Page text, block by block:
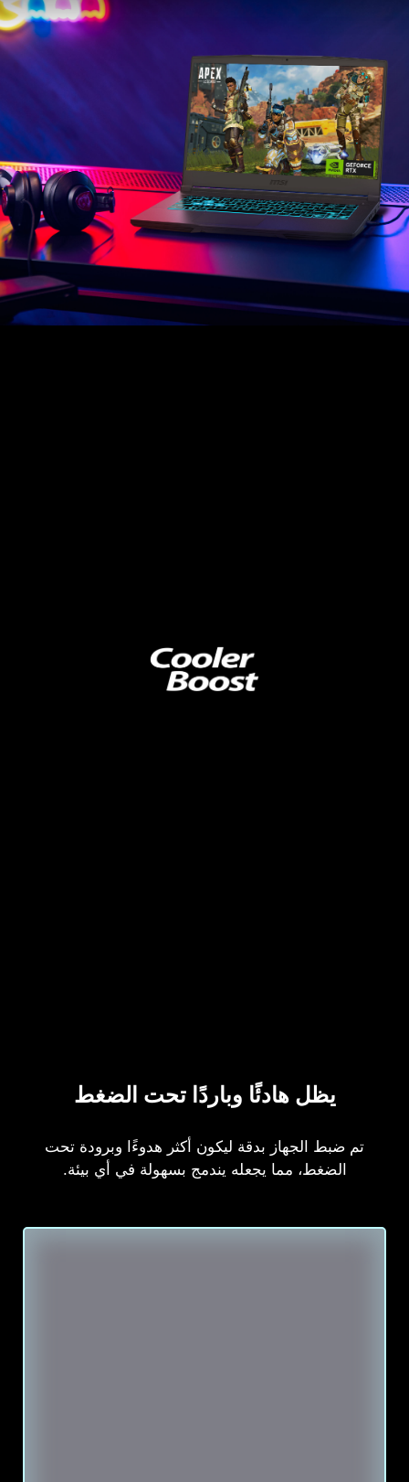
يظل هادئًا وباردًا تحت الضغط
تم ضبط الجهاز بدقة ليكون أكثر هدوءًا وبرودة تحت
الضغط، مما يجعله يندمج بسهولة في أي بيئة.